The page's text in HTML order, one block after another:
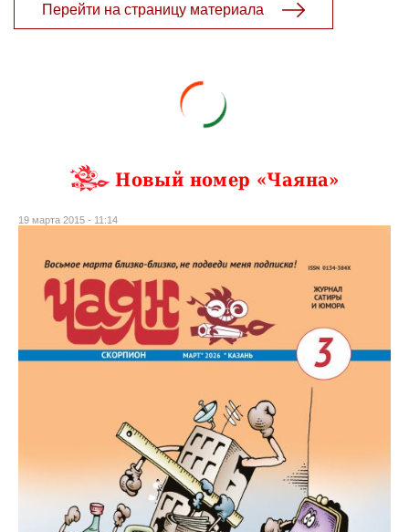
Перейти на страницу материала
Новый номер «Чаяна»
19 марта 2015 - 11:14